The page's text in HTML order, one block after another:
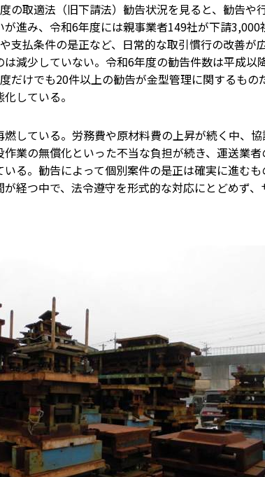
の取適法（旧下請法）勧告状況を見ると、勧告
進み、令和6年度には親事業者149社が下請
支払条件の是正など、日常的な取引慣行の改善が
は減少していない。令和6年度の勧告件数は平成
だけでも20件以上の勧告が金型管理に関するも
している。
している。労務費や原材料費の上昇が続く中、
業の無償化といった不当な負担が続き、運送業
る。勧告によって個別案件の是正は確実に進む
経つ中で、法令遵守を形式的な対応にとどめず